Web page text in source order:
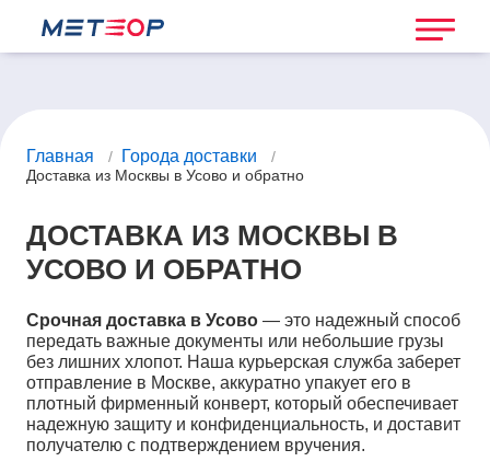
Главная / Города доставки
/
Доставка из Москвы в Усово и обратно
ДОСТАВКА ИЗ МОСКВЫ В
УСОВО И ОБРАТНО
Срочная доставка в Усово — это надежный способ
передать важные документы или небольшие грузы
без лишних хлопот. Наша курьерская служба заберет
отправление в Москве, аккуратно упакует его в
плотный фирменный конверт, который обеспечивает
надежную защиту и конфиденциальность, и доставит
получателю с подтверждением вручения.